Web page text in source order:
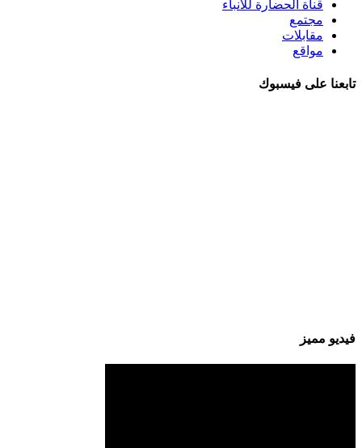
قناة الحضارة للأنباء
مجتمع
مقابلات
مواقع
تابعنا على فيسبوك
فيديو مميز